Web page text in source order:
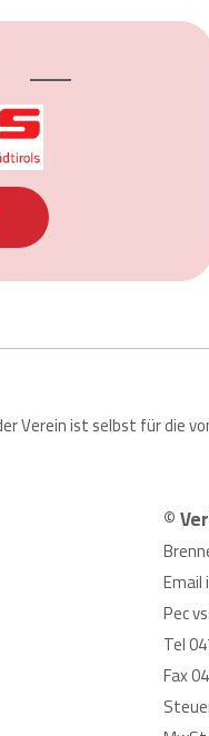
Verein ist selbst für die
©
Email
Pec
Tel
Fax